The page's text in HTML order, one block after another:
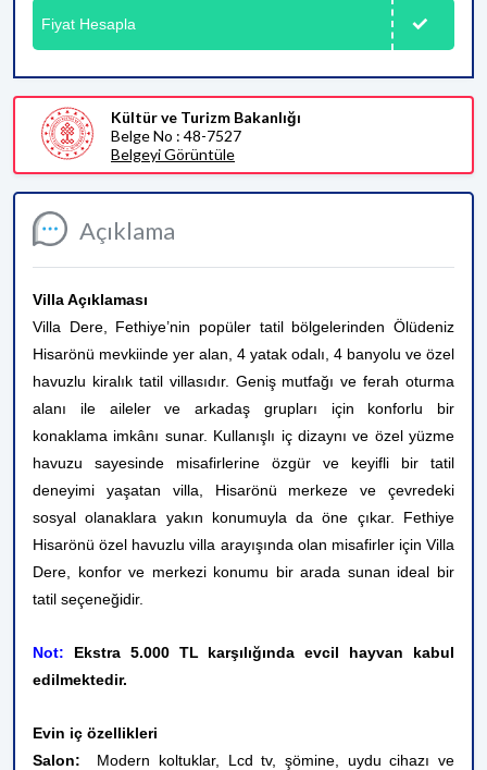
Açıklama
Villa Açıklaması
Villa Dere, Fethiye’nin popüler tatil bölgelerinden Ölüdeniz
Hisarönü mevkiinde yer alan, 4 yatak odalı, 4 banyolu ve özel
havuzlu kiralık tatil villasıdır. Geniş mutfağı ve ferah oturma
alanı ile aileler ve arkadaş grupları için konforlu bir
konaklama imkânı sunar. Kullanışlı iç dizaynı ve özel yüzme
havuzu sayesinde misafirlerine özgür ve keyifli bir tatil
deneyimi yaşatan villa, Hisarönü merkeze ve çevredeki
sosyal olanaklara yakın konumuyla da öne çıkar. Fethiye
Hisarönü özel havuzlu villa arayışında olan misafirler için Villa
Dere, konfor ve merkezi konumu bir arada sunan ideal bir
tatil seçeneğidir.
Not: Ekstra 5.000 TL karşılığında evcil hayvan kabul
edilmektedir.
Evin iç özellikleri
Salon: Modern koltuklar, Lcd tv, şömine, uydu cihazı ve
Fiyat Hesapla
Kültür ve Turizm Bakanlığı
Belge No : 48-7527
Belgeyi Görüntüle